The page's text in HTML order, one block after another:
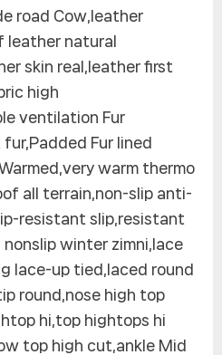
road Cow,leather
leather natural
skin real,leather first
high
ventilation Fur
Fur lined
warm thermo
all terrain,non-slip anti-
resistant slip,resistant
winter zimni,lace
lace-up tied,laced round
round,nose high top
hi,top hightops hi
top high cut,ankle Mid